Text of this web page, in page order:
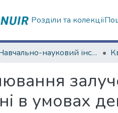
Розділи та колекції
Навчально-науковий інститут "Каразінський інститут міжнародних відносин та туристичного бізнесу"
в умовах